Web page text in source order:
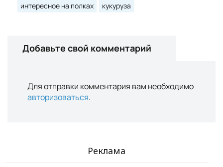
интересное на полках
кукуруза
Добавьте свой комментарий
Для отправки комментария вам необходимо
авторизоваться.
Реклама